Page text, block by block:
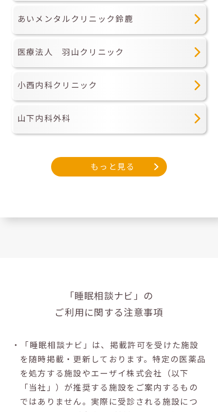
あいメンタルクリニック鈴鹿
医療法人 羽山クリニック
小西内科クリニック
山下内科外科
もっと見る
「睡眠相談ナビ」の
ご利用に関する注意事項
・「睡眠相談ナビ」は、掲載許可を受けた施設
を随時掲載・更新しております。特定の医薬品
を処方する施設やエーザイ株式会社（以下
「当社」）が推奨する施設をご案内するもの
ではありません。実際に受診される施設につ